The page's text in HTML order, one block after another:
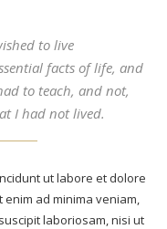
to live
facts of life, and
to teach, and not,
I had not lived.
ut labore et dolore
ad minima veniam,
laboriosam, nisi ut